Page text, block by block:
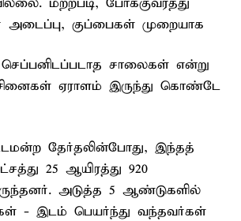
அடைப்பு, குப்பைகள் முறையாக
சாலைகள் என்று
ஏராளம் இருந்து கொண்டே
தேர்தலின்போது, இந்தத்
25 ஆயிரத்து 920
அடுத்த 5 ஆண்டுகளில்
- இடம் பெயர்ந்து வந்தவர்கள்